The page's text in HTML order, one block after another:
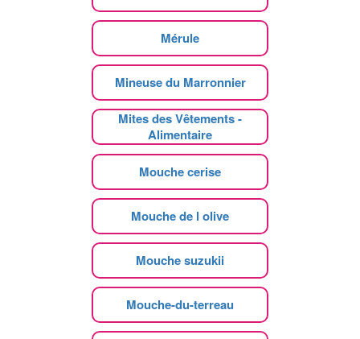
Mérule
Mineuse du Marronnier
Mites des Vêtements -
Alimentaire
Mouche cerise
Mouche de l olive
Mouche suzukii
Mouche-du-terreau